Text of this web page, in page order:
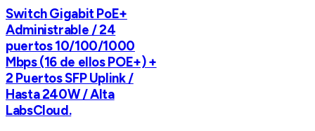
Switch Gigabit PoE+
Administrable / 24
puertos 10/100/1000
Mbps (16 de ellos POE+) +
2 Puertos SFP Uplink /
Hasta 240W / Alta
LabsCloud.